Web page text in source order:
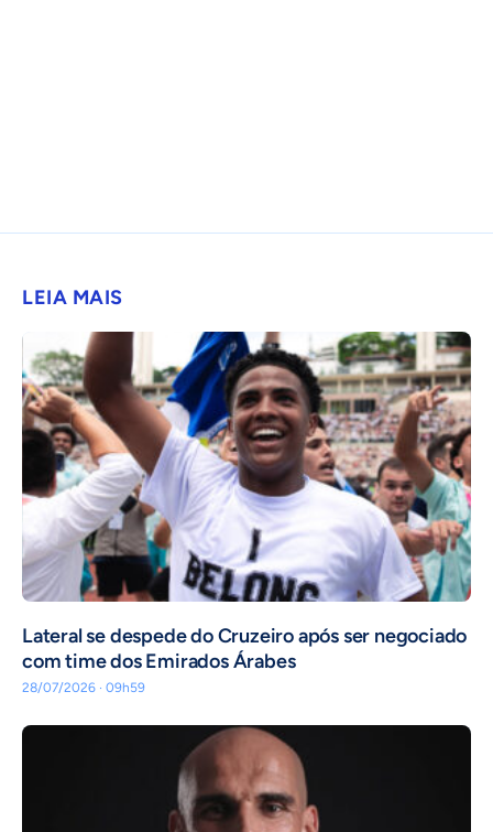
LEIA MAIS
Lateral se despede do Cruzeiro após ser negociado
com time dos Emirados Árabes
28/07/2026 · 09h59